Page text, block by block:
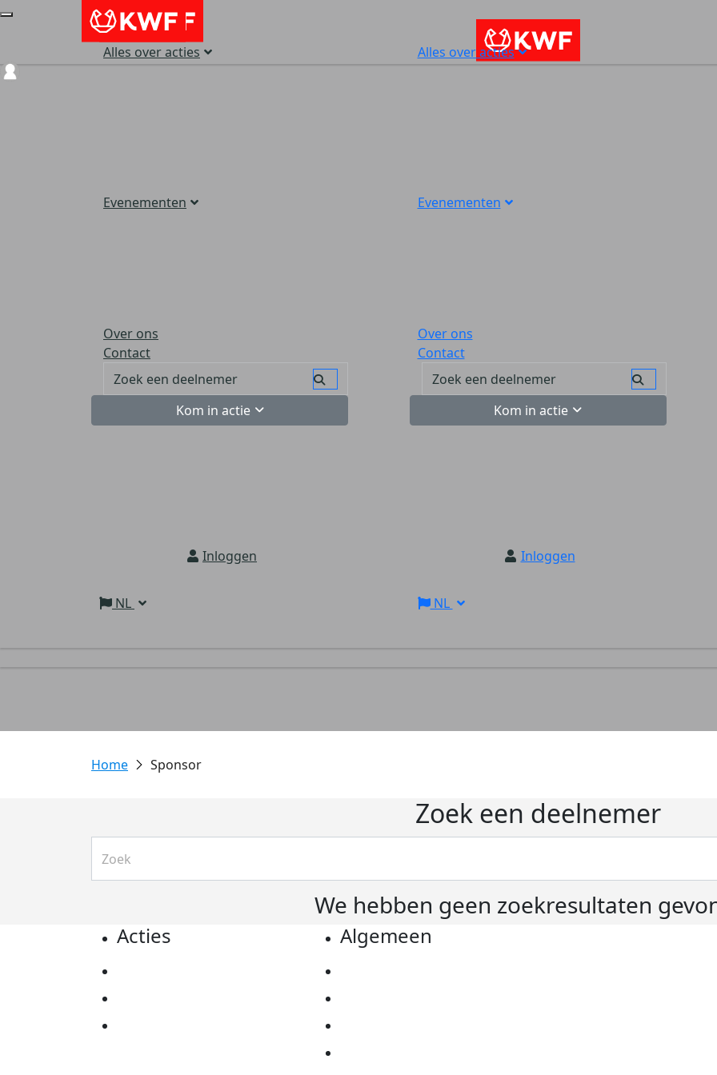
Alles over acties
Evenementen
Over ons
Contact
Kom in actie
Inloggen
NL
Alles over acties
Evenementen
Over ons
Contact
Kom in actie
Inloggen
NL
Sponsor
Zoek een deelnemer
We hebben geen zoekresultaten
Acties Algemeen